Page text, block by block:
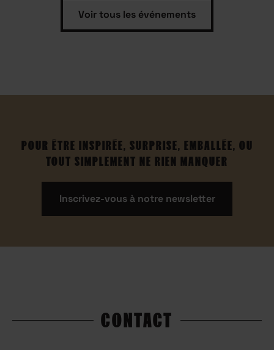
Voir tous les événements
POUR ÊTRE INSPIRÉE, SURPRISE, EMBALLÉE, OU
TOUT SIMPLEMENT NE RIEN MANQUER
Inscrivez-vous à notre newsletter
CONTACT